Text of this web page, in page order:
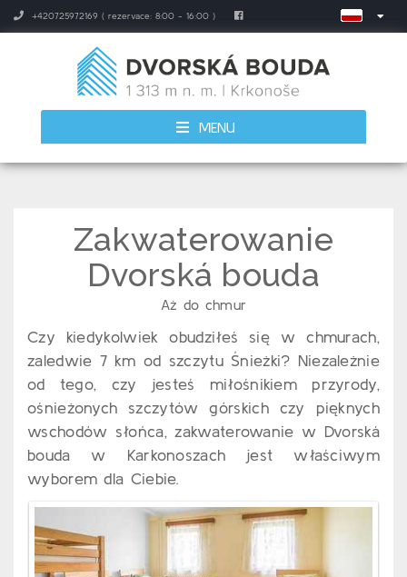
+420725972169 ( rezervace: 8:00 - 16:00 )
MENU
Zakwaterowanie
Dvorská bouda
Aż do chmur
Czy kiedykolwiek obudziłeś się w chmurach,
zaledwie 7 km od szczytu Śnieżki? Niezależnie
od tego, czy jesteś miłośnikiem przyrody,
ośnieżonych szczytów górskich czy pięknych
wschodów słońca, zakwaterowanie w Dvorská
bouda w Karkonoszach jest właściwym
wyborem dla Ciebie.